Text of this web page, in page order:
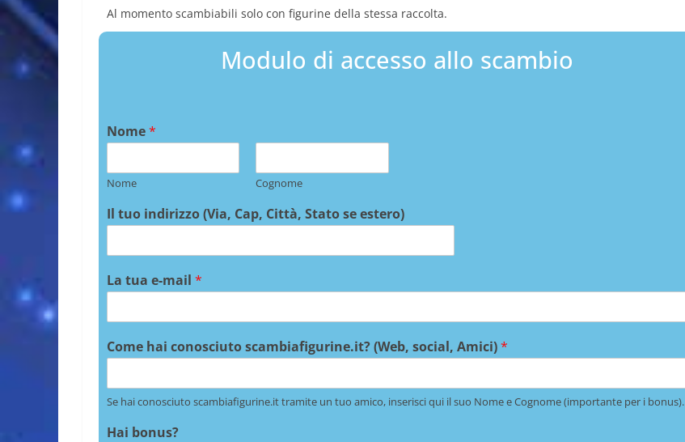
Al momento scambiabili solo con figurine della stessa raccolta.
Modulo di accesso allo scambio
Nome*
Nome Cognome
Il tuo indirizzo (Via, Cap, Città, Stato se estero)
La tua e-mail *
Come hai conosciuto scambiafigurine.it? (Web, social, Amici)*
Se hai conosciuto scambiafigurine.it tramite un tuo amico, inserisci qui il suo Nome e Cognome (importante per i bonus).
Hai bonus?